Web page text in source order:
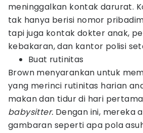
meninggalkan kontak darurat.
tak hanya berisi nomor
tapi juga kontak dokter anak,
kebakaran, dan kantor polisi
Buat rutinitas
Brown menyarankan untuk
yang merinci rutinitas harian
makan dan tidur di hari
babysitter. Dengan ini, mereka
gambaran seperti apa pola